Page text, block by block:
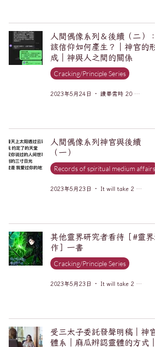
人間偶像系列＆後續（二）：
該信仰如何產生？｜神官的形
成｜神與人之間的關係
Cracking/Principle Series
2023年5月24日 讀畢需時 20 分鐘
人間偶像系列神官與後續
（一）
Records of spiritual medium affairs
2023年5月23日 It will take 2 minutes to read.
其他靈界研究者看待［#靈界
作］一書
Cracking/Principle Series
2023年5月23日 It will take 2 minutes to read.
受三太子委託發聲明稿｜神官
體系｜麻瓜辨認靈體的方式｜